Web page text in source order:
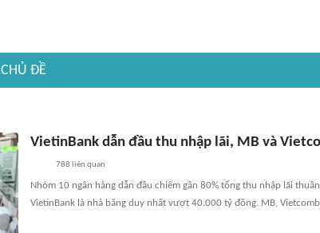
CHỦ ĐỀ
VietinBank dẫn đầu thu nhập lãi, MB và
788 liên quan
Nhóm 10 ngân hàng dẫn đầu chiếm gần 80% tổng thu nhập lãi
VietinBank là nhà băng duy nhất vượt 40.000 tỷ đồng. MB,